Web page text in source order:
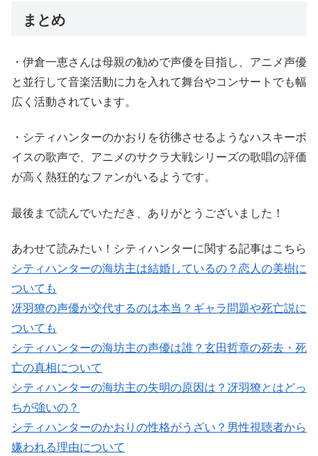
まとめ
・伊倉一恵さんは母親の勧めで声優を目指し、アニメ声優
と並行して音楽活動に力を入れて舞台やコンサートでも幅
広く活動されています。
・シティハンターのかおりを彷彿させるようなハスキーボ
イスの歌声で、アニメのサクラ大戦シリーズの歌唱の評価
が高く熱狂的なファンがいるようです。
最後まで読んでいただき、ありがとうございました！
あわせて読みたい！シティハンターに関する記事はこちら
シティハンターの海坊主は結婚しているの？恋人の美樹に
ついても
冴羽獠の声優が交代するのは本当？ギャラ問題や死亡説に
ついても
シティハンターの海坊主の声優は誰？玄田哲章の死去・死
亡の真相について
シティハンターの海坊主の失明の原因は？冴羽獠とはどっ
ちが強いの？
シティハンターのかおりの性格がうざい？男性視聴者から
嫌われる理由について